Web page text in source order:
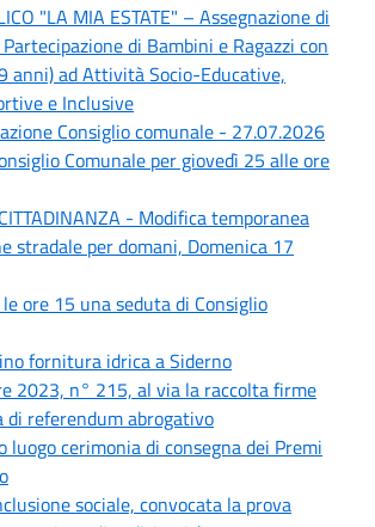
"LA MIA ESTATE" – Assegnazione di
di Bambini e Ragazzi con
anni) ad Attività Socio-Educative,
e Inclusive
Consiglio comunale - 27.07.2026
Comunale per giovedì 25 alle ore
- Modifica temporanea
stradale per domani, Domenica 17
ore 15 una seduta di Consiglio
fornitura idrica a Siderno
2023, n° 215, al via la raccolta firme
di referendum abrogativo
luogo cerimonia di consegna dei Premi
sociale, convocata la prova